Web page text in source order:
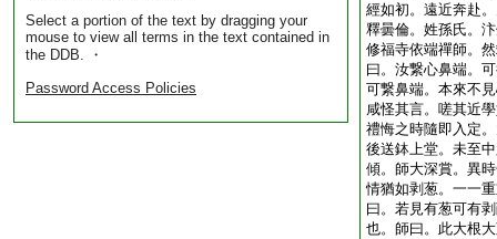
Select a portion of the text by dragging your
mouse to view all terms in the text contained in
the DDB. ・
Password Access Policies
經如初。遠近奔赴
釋曇倫。姓孫氏。
修福寺依端禪師。
曰。汝繋心鼻端。
可繋鼻端。本來不
咸怪其言。嗟其近
禮悔之時隨即入定
後送鉢上堂。未至
傾。師大深賞。異
情猶如剥葱。一一
曰。若見有葱可有
也。師曰。此大根